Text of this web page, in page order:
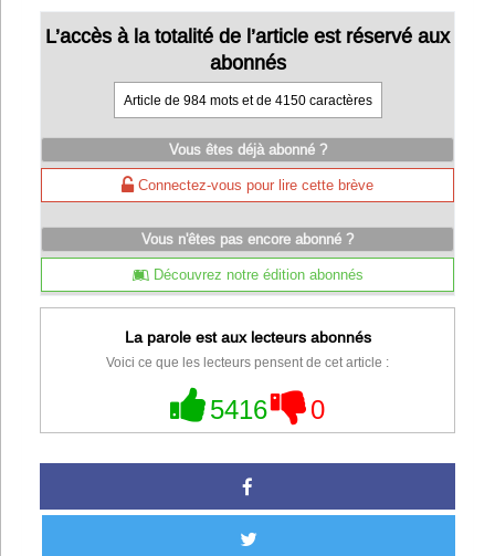
L’accès à la totalité de l’article est réservé aux
abonnés
Article de 984 mots et de 4150 caractères
Vous êtes déjà abonné ?
Connectez-vous pour lire cette brève
Vous n'êtes pas encore abonné ?
Découvrez notre édition abonnés
La parole est aux lecteurs abonnés
Voici ce que les lecteurs pensent de cet article :
5416 0